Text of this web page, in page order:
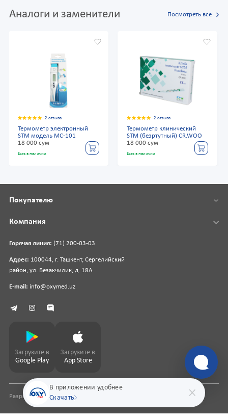
Аналоги и заменители Посмотреть все
2 отзыва
Термометр электронный
STM модель MС-101
18 000 сум
Есть в наличии
2 отзыва
Термометр клинический
STM (безртутный) CR.WOO
18 000 сум
Есть в наличии
В приложении удобнее
Скачать
Горячая линия: (71) 200-03-03
Адрес: 100044, г. Ташкент, Сергелийский
район, ул. Безакчилик, д. 18А
E-mail: info@oxymed.uz
Покупателю
Компания
Загрузите в
Google Play
Загрузите в
App Store
Разработка сайтаpharmit.uz